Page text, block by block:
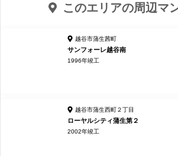
このエリアの周辺マ
越谷市蒲生茜町
サンフォーレ越谷南
1996年竣工
越谷市蒲生西町２丁目
ローヤルシティ蒲生第２
2002年竣工